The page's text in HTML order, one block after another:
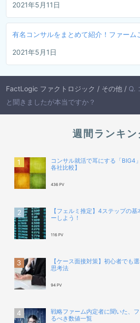
2021年5月11日
有名コンサルをまとめて紹介！ファーム
2021年5月1日
FactLogic ファクトロジック / その他 / Q.
と聞きましたが本当ですか？
週間ランキン
コンサル就活で耳にする「BIG4
各社比較】
436 PV
【フェルミ推定】4ステップの
ーしよう！
116 PV
【ケース面接対策】初心者でも
思考法
94 PV
戦略ファーム内定者に聞いた、
るべき数値一覧